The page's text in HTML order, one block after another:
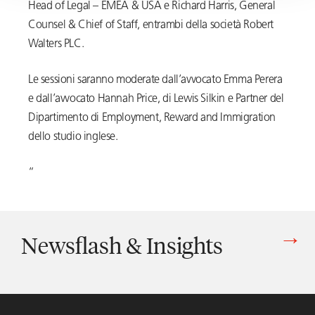
Head of Legal – EMEA & USA e Richard Harris, General
Counsel & Chief of Staff, entrambi della società Robert
Walters PLC.
Le sessioni saranno moderate dall’avvocato Emma Perera
e dall’avvocato Hannah Price, di Lewis Silkin e Partner del
Dipartimento di Employment, Reward and Immigration
dello studio inglese.
“
Newsflash & Insights
Vedi tutti gli articoli di Newsflash & Insights